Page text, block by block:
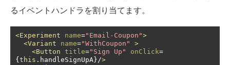
るイベントハンドラを割り当てます。
<Experiment name="Email-Coupon">
<Variant
name="WithCoupon"
>
<Button title="Sign Up" onClick=
{ this . handleSignUpA }/>